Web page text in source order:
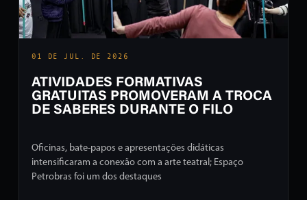
01 DE JUL. DE 2026
ATIVIDADES FORMATIVAS
GRATUITAS PROMOVERAM A TROCA
DE SABERES DURANTE O FILO
Oficinas, bate-papos e apresentações didáticas
intensificaram a conexão com a arte teatral; Espaço
Petrobras foi um dos destaques